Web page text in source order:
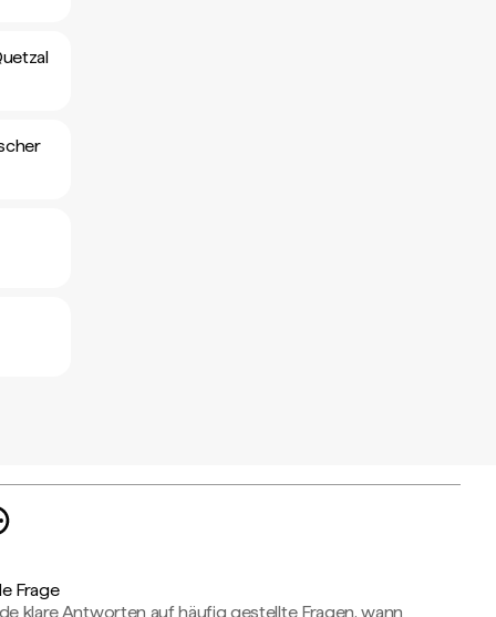
Frage
klare Antworten auf häufig gestellte Fragen, wann